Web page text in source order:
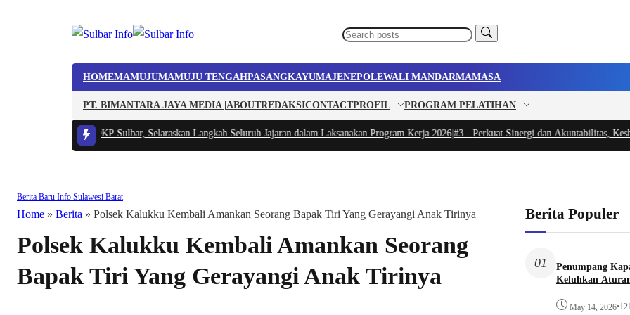
HOMEMAMUJUMAMUJU TENGAHPASANGKAYUMAJENEPOLEWALI MANDARMAMASA
PT. BIMANTARA JAYA MEDIA | ABOUTREDAKSICONTACTPROFIL PROGRAM PELATIHAN
Internal DKP Sulbar, Selaraskan Langkah Seluruh Jajaran dalam Laksanakan Program Kerja 2026|#3 -Perkuat Sinergi dan Akuntabilitas, Kesbangpol
Berita Baru Info Sulawesi Barat
Home » Berita » Polsek Kalukku Kembali Amankan Seorang Bapak Tiri Yang Gerayangi Anak Tirinya
Polsek Kalukku Kembali Amankan Seorang
Bapak Tiri Yang Gerayangi Anak Tirinya
Berita Populer
01
Penumpang
Keluhkan
May 14, 2026•